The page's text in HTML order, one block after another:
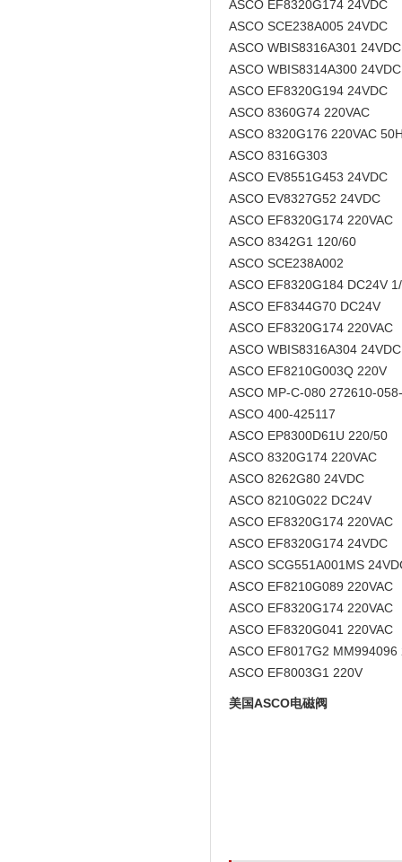
ASCO EF8320G174 24VDC
ASCO SCE238A005 24VDC
ASCO WBIS8316A301 24VDC
ASCO WBIS8314A300 24VDC
ASCO EF8320G194 24VDC
ASCO 8360G74 220VAC
ASCO 8320G176 220VAC
ASCO 8316G303
ASCO EV8551G453 24VDC
ASCO EV8327G52 24VDC
ASCO EF8320G174 220VAC
ASCO 8342G1 120/60
ASCO SCE238A002
ASCO EF8320G184 DC24V
ASCO EF8344G70 DC24V
ASCO EF8320G174 220VAC
ASCO WBIS8316A304 24VDC
ASCO EF8210G003Q 220V
ASCO MP-C-080 272610-
ASCO 400-425117
ASCO EP8300D61U 220/50
ASCO 8320G174 220VAC
ASCO 8262G80 24VDC
ASCO 8210G022 DC24V
ASCO EF8320G174 220VAC
ASCO EF8320G174 24VDC
ASCO SCG551A001MS
ASCO EF8210G089 220VAC
ASCO EF8320G174 220VAC
ASCO EF8320G041 220VAC
ASCO EF8017G2 MM994096
ASCO EF8003G1 220V
美国ASCO电磁阀